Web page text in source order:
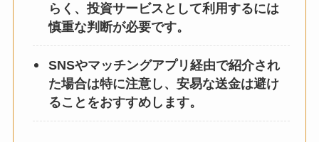
らく、投資サービスとして利用するには
慎重な判断が必要です。
SNSやマッチングアプリ経由で紹介され
た場合は特に注意し、安易な送金は避け
ることをおすすめします。